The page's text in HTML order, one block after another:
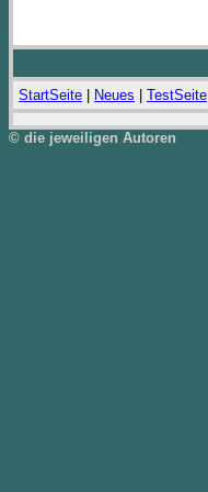
StartSeite Neues TestSeite
© die jeweiligen Autoren